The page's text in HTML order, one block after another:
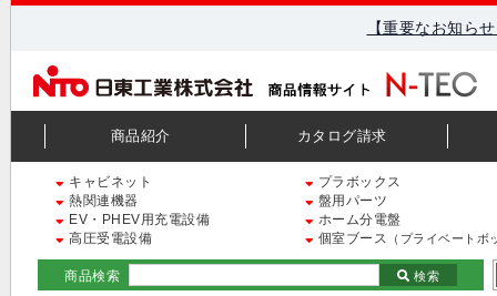
【重要なお知ら
商品紹介 カタログ請求
キャビネット
プラボックス
熱関連機器
盤用パーツ
EV・PHEV用充電設備
ホーム分電盤
高圧受電設備
個室ブース （プライベートボ
商品検索 検索